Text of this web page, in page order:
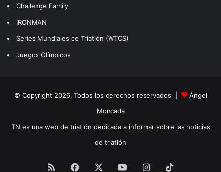
Challenge Family
IRONMAN
Series Mundiales de Triatlón (WTCS)
Juegos Olímpicos
© Copyright 2026, Todos los derechos reservados |
Ángel
Moncada
TN es una web de triatlón dedicada a informar sobre las noticias
de triatlón
RSS Facebook YouTubeInstagram